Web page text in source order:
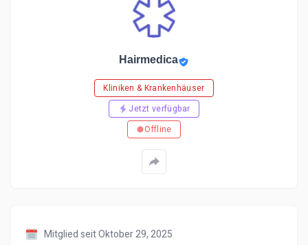
Hairmedica
Kliniken & Krankenhäuser
Jetzt verfügbar
Offline
Mitglied seit Oktober 29, 2025